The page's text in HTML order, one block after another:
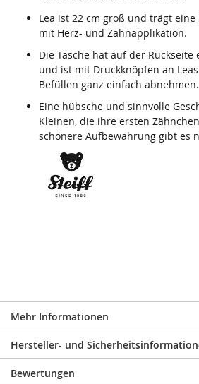
Lea ist 22 cm groß und trägt
mit Herz- und Zahnapplikation.
Die Tasche hat auf der Rückseite
und ist mit Druckknöpfen an
Befüllen ganz einfach abnehmen.
Eine hübsche und sinnvolle
Kleinen, die ihre ersten
schönere Aufbewahrung gibt es
Mehr Informationen
Hersteller- und
Bewertungen